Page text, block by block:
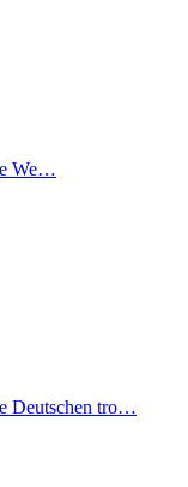
We…
Deutschen tro…